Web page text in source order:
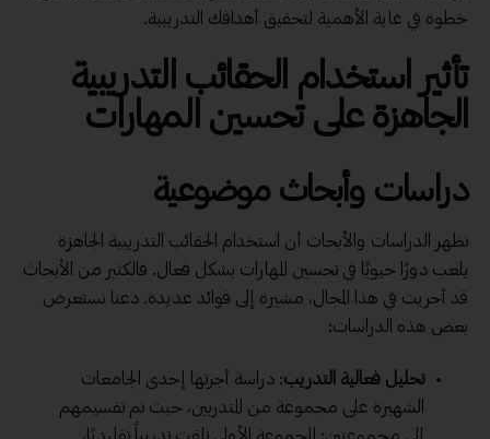
خطوة في غاية الأهمية لتحقيق أهدافك التدريبية.
تأثير استخدام الحقائب التدريبية
الجاهزة على تحسين المهارات
دراسات وأبحاث موضوعية
تظهر الدراسات والأبحاث أن استخدام الحقائب التدريبية الجاهزة
يلعب دورًا حيويًا في تحسين المهارات بشكل فعال. فالكثير من الأبحاث
قد أجريت في هذا المجال، مشيرة إلى فوائد عديدة. دعنا نستعرض
بعض هذه الدراسات:
تحليل فعالية التدريب: دراسة أجرتها إحدى الجامعات
الشهيرة على مجموعة من المتدربين، حيث تم تقسيمهم